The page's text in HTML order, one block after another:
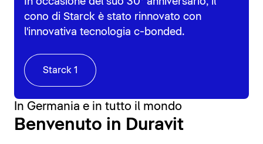
cono di Starck è stato rinnovato con
l'innovativa tecnologia c-bonded.
Starck 1
In Germania e in tutto il mondo
Benvenuto in Duravit